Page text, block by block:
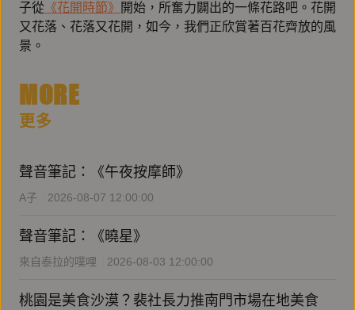
子從 《花開時節》 開始，所奮力闢出的一條花路吧。花開
又花落、花落又花開，如今，我們正欣賞著百花齊放的風
景。
MORE
更多
聲音筆記：《午夜按摩師》
A子 2026-08-07 12:00:00
聲音筆記：《曉星》
來自泰拉的噗哩 2026-08-03 12:00:00
桃園是美食沙漠？裴社長力推南門市場在地美食